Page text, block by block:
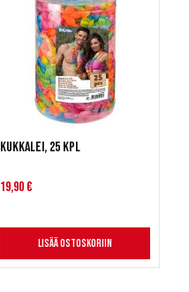
Kukkalei, 25 kpl
19,90 €
Lisää ostoskoriin